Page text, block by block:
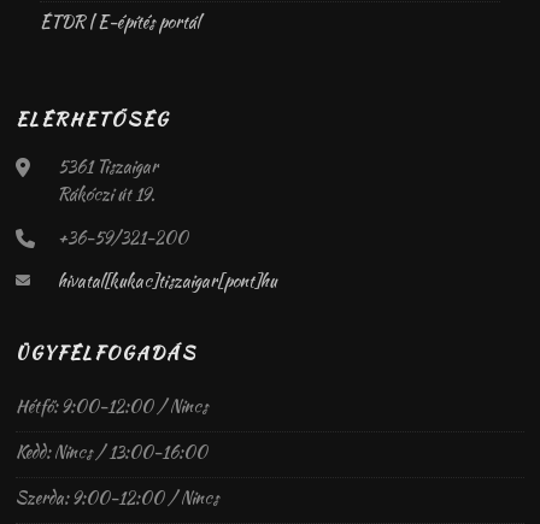
ÉTDR | E-építés portál
ELÉRHETŐSÉG
5361 Tiszaigar
Rákóczi út 19.
+36-59/321-200
hivatal[kukac]tiszaigar[pont]hu
ÜGYFÉLFOGADÁS
Hétfő: 9:00-12:00 / Nincs
Kedd: Nincs / 13:00-16:00
Szerda: 9:00-12:00 / Nincs